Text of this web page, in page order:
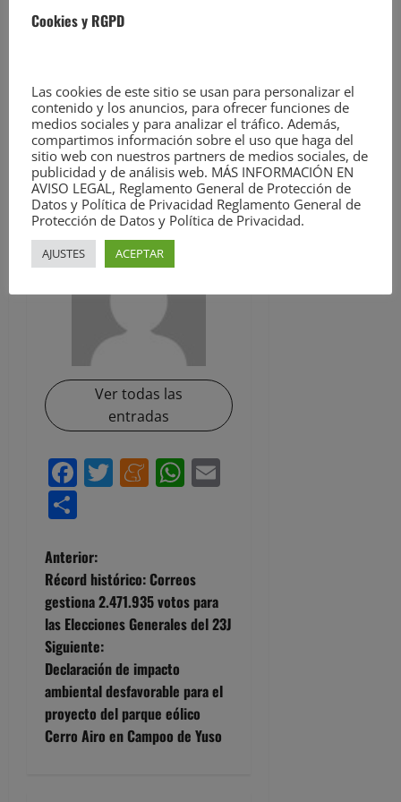
estos comicios podrán
* https://resultados.generales23j.es/*
<https://resultados.generales23j.es/%20>,
que está operativa desde
las 9.00 horas de hoy.
ACERCA DEL AUTOR
Ver todas las
entradas
Facebook
Twitter
Meneame
WhatsApp
N
a
v
e
g
a
Anterior:
Récord histórico: Correos
gestiona 2.471.935 votos para
las Elecciones Generales del 23J
Siguiente:
Declaración de impacto
ambiental desfavorable para el
proyecto del parque eólico
Cerro Airo en Campoo de Yuso
Cookies y RGPD
Las cookies de este sitio se usan para personalizar el
contenido y los anuncios, para ofrecer funciones de
medios sociales y para analizar el tráfico. Además,
compartimos información sobre el uso que haga del
sitio web con nuestros partners de medios sociales, de
publicidad y de análisis web. MÁS INFORMACIÓN EN
AVISO LEGAL, Reglamento General de Protección de
Datos y Política de Privacidad Reglamento General de
Protección de Datos y Política de Privacidad.
AJUSTES ACEPTAR